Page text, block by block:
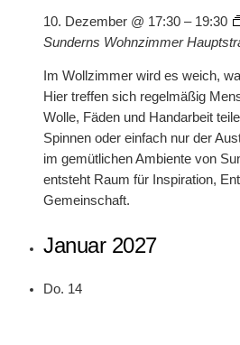
10. Dezember @ 17:30 – 19:30
Sunderns Wohnzimmer
Im Wollzimmer wird es weich,
Hier treffen sich regelmäßig
Wolle, Fäden und Handarbeit
Spinnen oder einfach nur der
im gemütlichen Ambiente von
entsteht Raum für Inspiration,
Gemeinschaft.
Januar 2027
Do. 14